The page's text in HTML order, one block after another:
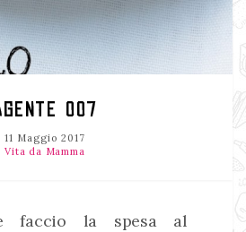
007
11 Maggio 2017
Vita da Mamma
faccio la spesa al